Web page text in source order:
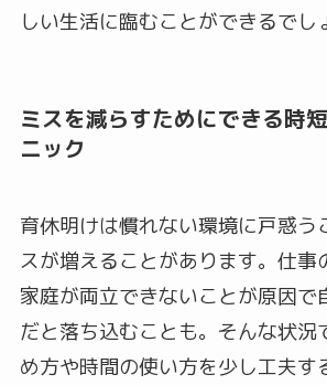
しい生活に臨むことができるでし
ミスを減らすためにできる時
ニック
育休明けは慣れない環境に戸惑う
スが増えることがあります。仕事
家庭が両立できないことが原因で
だと落ち込むことも。そんな状況
め方や時間の使い方を少し工夫す